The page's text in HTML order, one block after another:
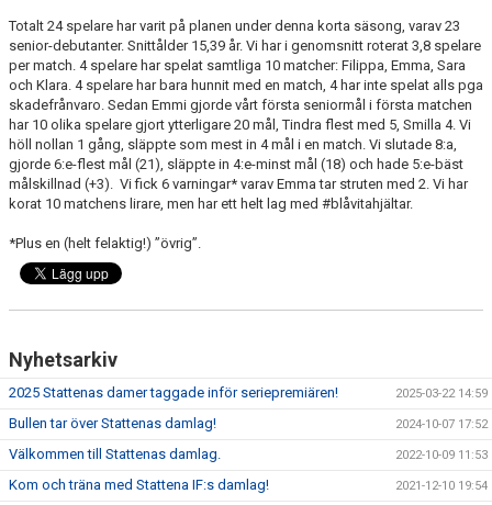
Totalt 24 spelare har varit på planen under denna korta säsong, varav 23
senior-debutanter. Snittålder 15,39 år. Vi har i genomsnitt roterat 3,8 spelare
per match. 4 spelare har spelat samtliga 10 matcher: Filippa, Emma, Sara
och Klara. 4 spelare har bara hunnit med en match, 4 har inte spelat alls pga
skadefrånvaro. Sedan Emmi gjorde vårt första seniormål i första matchen
har 10 olika spelare gjort ytterligare 20 mål, Tindra flest med 5, Smilla 4. Vi
höll nollan 1 gång, släppte som mest in 4 mål i en match. Vi slutade 8:a,
gjorde 6:e-flest mål (21), släppte in 4:e-minst mål (18) och hade 5:e-bäst
målskillnad (+3). Vi fick 6 varningar* varav Emma tar struten med 2. Vi har
korat 10 matchens lirare, men har ett helt lag med #blåvitahjältar.
*Plus en (helt felaktig!) ”övrig”.
Nyhetsarkiv
2025 Stattenas damer taggade inför seriepremiären! 2025-03-22 14:59
Bullen tar över Stattenas damlag! 2024-10-07 17:52
Välkommen till Stattenas damlag. 2022-10-09 11:53
Kom och träna med Stattena IF:s damlag! 2021-12-10 19:54